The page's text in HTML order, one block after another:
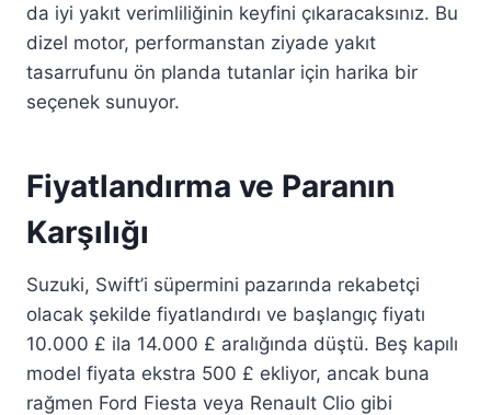
da iyi yakıt verimliliğinin keyfini çıkaracaksınız. Bu
dizel motor, performanstan ziyade yakıt
tasarrufunu ön planda tutanlar için harika bir
seçenek sunuyor.
Fiyatlandırma ve Paranın
Karşılığı
Suzuki, Swift’i süpermini pazarında rekabetçi
olacak şekilde fiyatlandırdı ve başlangıç ​​fiyatı
10.000 £ ila 14.000 £ aralığında düştü. Beş kapılı
model fiyata ekstra 500 £ ekliyor, ancak buna
rağmen Ford Fiesta veya Renault Clio gibi